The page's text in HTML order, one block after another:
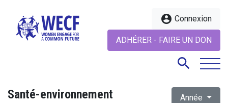
account_circle Connexion
ADHÉRER - FAIRE UN DON
search
Santé-environnement Année